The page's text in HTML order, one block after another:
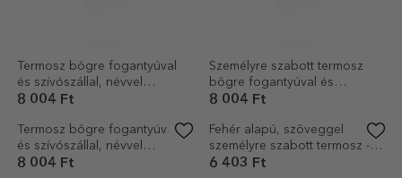
Termosz bögre fogantyúval
és szívószállal, névvel
személyre szabva -
8 004 Ft
Személyre szabott termosz
bögre fogantyúval és
szívószállal - Spike Enthusiast
8 004 Ft